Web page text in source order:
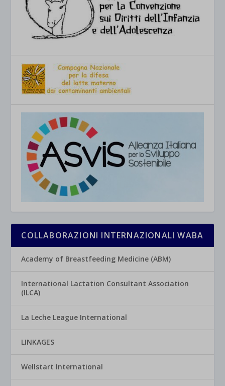
COLLABORAZIONI INTERNAZIONALI WABA
Academy of Breastfeeding Medicine (ABM)
International Lactation Consultant Association
(ILCA)
La Leche League International
LINKAGES
Wellstart International